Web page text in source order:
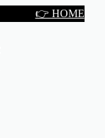
👉 HOME